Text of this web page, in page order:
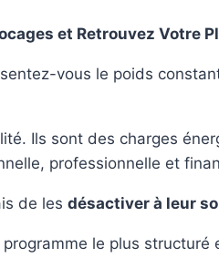
et Retrouvez Votre
vous le poids
Ils sont des charges
professionnelle et
de les désactiver à leur
programme le plus structuré